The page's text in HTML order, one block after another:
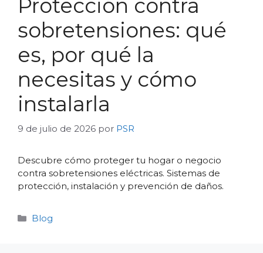
Protección contra
sobretensiones: qué
es, por qué la
necesitas y cómo
instalarla
9 de julio de 2026 por PSR
Descubre cómo proteger tu hogar o negocio
contra sobretensiones eléctricas. Sistemas de
protección, instalación y prevención de daños.
Categorías
Blog